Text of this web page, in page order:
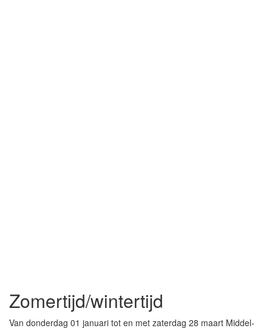
Zomertijd/wintertijd
Van donderdag 01 januari tot en met zaterdag 28 maart Middel-